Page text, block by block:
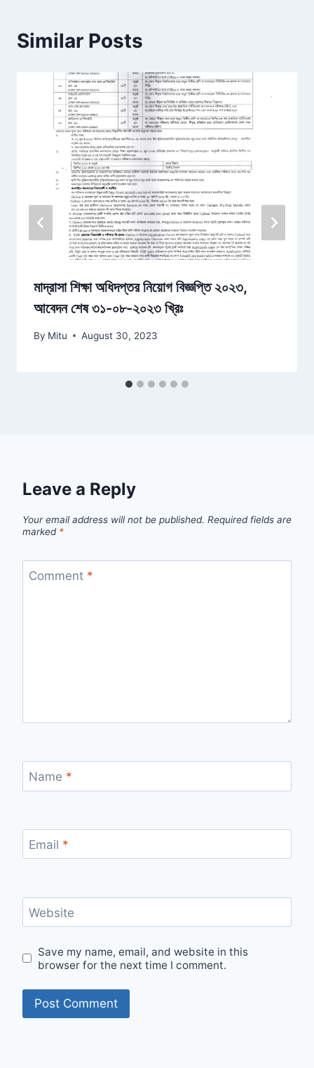
Similar Posts
মাদ্রাসা শিক্ষা অধিদপ্তর নিয়োগ বিজ্ঞপ্তি ২০২৩,
আবেদন শেষ ৩১-০৮-২০২৩ খ্রিঃ
By Mitu August 30, 2023
Leave a Reply
Your email address will not be published. Required fields are
marked *
Comment *
Name *
Email *
Website
Save my name, email, and website in this
browser for the next time I comment.